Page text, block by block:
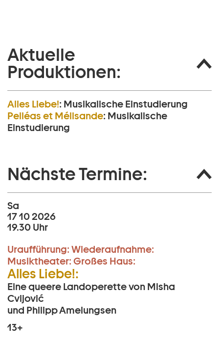
Aktuelle
Produktionen:
Alles Liebe!: Musikalische Einstudierung
Pelléas et Mélisande: Musikalische
Einstudierung
Nächste Termine:
Sa
17 10 2026
19.30 Uhr
Uraufführung: Wiederaufnahme:
Musiktheater: Großes Haus:
Alles Liebe!:
Eine queere Landoperette von Misha
Cvijović
und Philipp Amelungsen
13+